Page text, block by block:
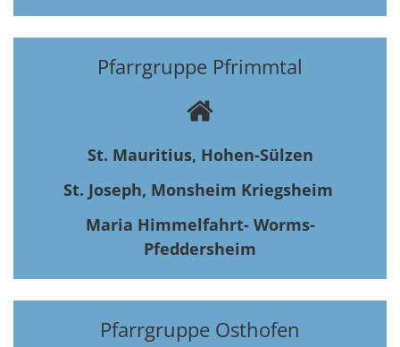
Pfarrgruppe Pfrimmtal
St. Mauritius, Hohen-Sülzen
St. Joseph, Monsheim Kriegsheim
Maria Himmelfahrt- Worms-
Pfeddersheim
Pfarrgruppe Osthofen